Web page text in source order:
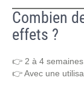
Combien
effets ?
👉 2 à 4
👉 Avec une